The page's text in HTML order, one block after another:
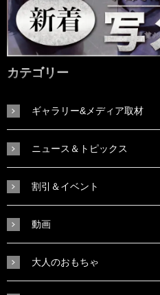
カテゴリー
ギャラリー&メディア取材
ニュース＆トピックス
割引＆イベント
動画
大人のおもちゃ